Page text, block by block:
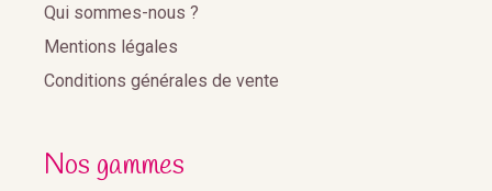
Qui sommes-nous ?
Mentions légales
Conditions générales de vente
Nos gammes